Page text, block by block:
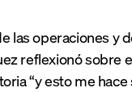
las operaciones y
reflexionó sobre
“y esto me